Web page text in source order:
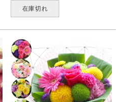
在庫切れ